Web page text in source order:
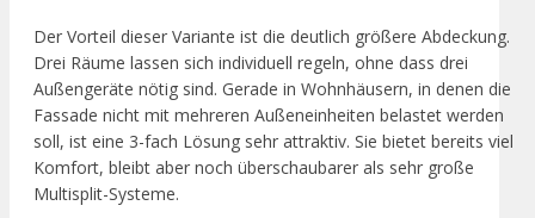
Der Vorteil dieser Variante ist die deutlich größere Abdeckung.
Drei Räume lassen sich individuell regeln, ohne dass drei
Außengeräte nötig sind. Gerade in Wohnhäusern, in denen die
Fassade nicht mit mehreren Außeneinheiten belastet werden
soll, ist eine 3-fach Lösung sehr attraktiv. Sie bietet bereits viel
Komfort, bleibt aber noch überschaubarer als sehr große
Multisplit-Systeme.